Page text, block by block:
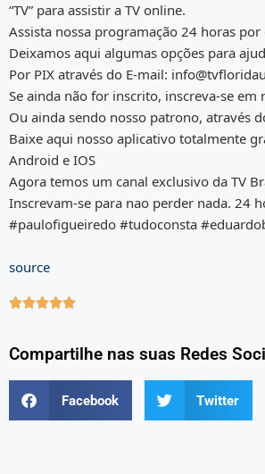
“TV” para assistir a TV online.
Assista nossa programação 24 horas por
Deixamos aqui algumas opções para
Por PIX através do E-mail:
Se ainda não for inscrito, inscreva-se
Ou ainda sendo nosso patrono, através
Baixe aqui nosso aplicativo totalmente
Android e IOS
Agora temos um canal exclusivo da TV
Inscrevam-se para nao perder nada. 24
#paulofigueiredo #tudoconsta
source

Compartilhe nas suas Redes
Facebook Twitter